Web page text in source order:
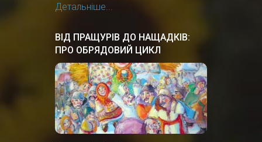
Детальніше...
ВІД ПРАЩУРІВ ДО НАЩАДКІВ:
ПРО ОБРЯДОВИЙ ЦИКЛ
ЗИМОВИХ СВЯТКУВАНЬ